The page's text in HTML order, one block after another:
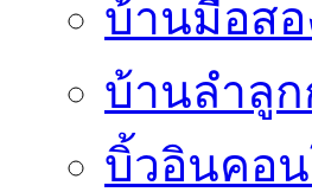
บ้านมือส
บ้านลำลูก
บิ้วอินคอ